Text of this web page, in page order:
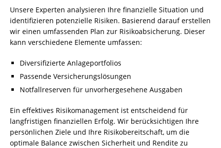
Unsere Experten analysieren Ihre finanzielle Situation und
identifizieren potenzielle Risiken. Basierend darauf erstellen
wir einen umfassenden Plan zur Risikoabsicherung. Dieser
kann verschiedene Elemente umfassen:
Diversifizierte Anlageportfolios
Passende Versicherungslösungen
Notfallreserven für unvorhergesehene Ausgaben
Ein effektives Risikomanagement ist entscheidend für
langfristigen finanziellen Erfolg. Wir berücksichtigen Ihre
persönlichen Ziele und Ihre Risikobereitschaft, um die
optimale Balance zwischen Sicherheit und Rendite zu